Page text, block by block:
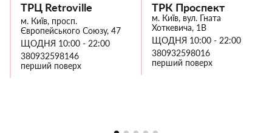
ТРЦ Retroville
м. Київ, просп.
Європейського Союзу, 47
ЩОДНЯ 10:00 - 22:00
380932598146
перший поверх
ТРК Проспект
м. Київ, вул. Гната
Хоткевича, 1В
ЩОДНЯ 10:00 - 22:00
380932598016
перший поверх